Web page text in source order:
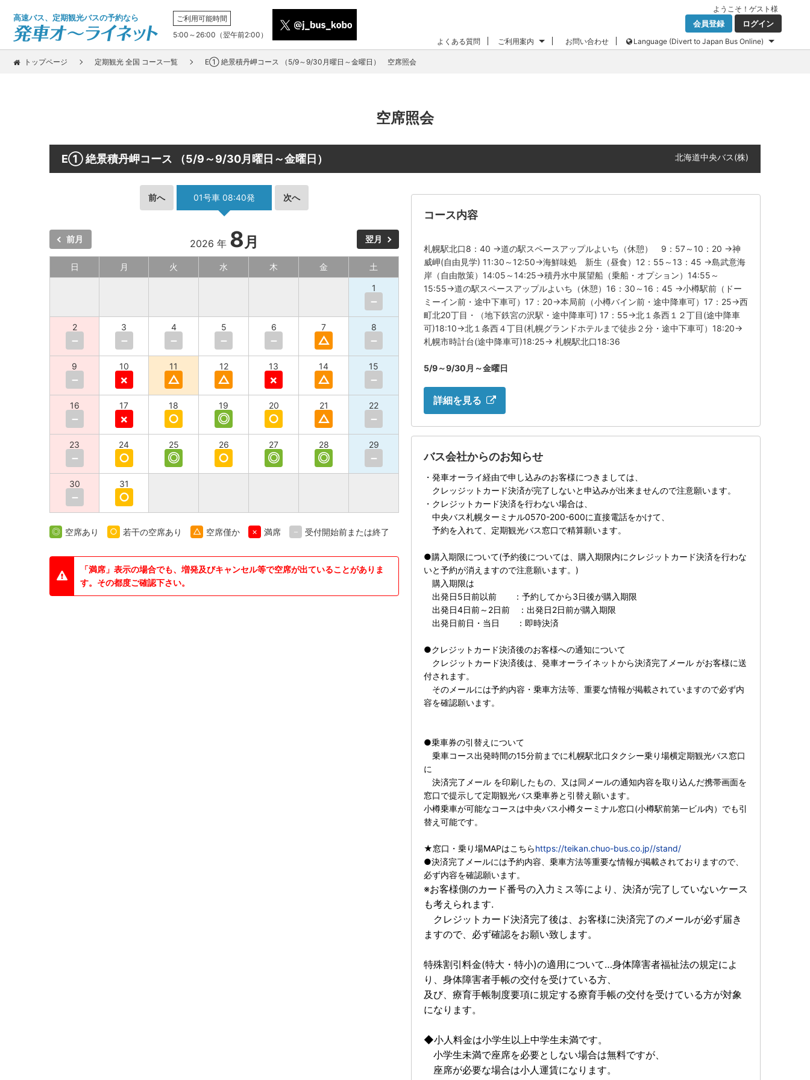
高速バス、定期観光バスの予約なら
ご利用可能時間
5:00～26:00（翌午前2:00）
ようこそ！ ゲスト 様
会員登録 ログイン
よくある質問 ご利用案内 お問い合わせ Language (Divert to Japan Bus Online)
トップページ 定期観光 全国 コース一覧 E① 絶景積丹岬コース （5/9～9/30月曜日～金曜日） 空席照会
空席照会
E① 絶景積丹岬コース （5/9～9/30月曜日～金曜日） 北海道中央バス(株)
前へ 01号車 08:40発 次へ
前月 2026 年 8月 翌月
日 月 火 水 木 金 土
1
－
2
－
3
－
4
－
5
－
6
－
7
△
8
－
9
－
10
×
11
△
12
△
13
×
14
△
15
－
16
－
17
×
18
○
19
◎
20
○
21
△
22
－
23
－
24
○
25
◎
26
○
27
◎
28
◎
29
－
30
－
31
○
◎ 空席あり ○ 若干の空席あり △ 空席僅か × 満席 受付開始前または終了
「満席」表示の場合でも、増発及びキャンセル等で空席が出ていることがありま
す。その都度ご確認下さい。
コース内容
札幌駅北口8：40 →道の駅スペースアップルよいち（休憩） 9：57～10：20 →神
威岬(自由見学) 11:30～12:50→海鮮味処 新生（昼食）12：55～13：45 →島武意海
岸（自由散策）14:05～14:25→積丹水中展望船（乗船・オプション）14:55～
15:55→道の駅スペースアップルよいち（休憩）16：30～16：45 →小樽駅前（ドー
ミーイン前・途中下車可）17：20→本局前（小樽バイン前・途中降車可）17：25→西
町北20丁目・（地下鉄宮の沢駅・途中降車可) 17：55→北１条西１２丁目(途中降車
可)18:10→北１条西４丁目(札幌グランドホテルまで徒歩２分・途中下車可）18:20→
札幌市時計台(途中降車可)18:25→ 札幌駅北口18:36
5/9～9/30月～金曜日
詳細を見る
バス会社からのお知らせ
・発車オーライ経由で申し込みのお客様につきましては、
クレッジットカード決済が完了しないと申込みが出来ませんので注意願います。
・クレジットカード決済を行わない場合は、
中央バス札幌ターミナル0570-200-600に直接電話をかけて、
予約を入れて、定期観光バス窓口で精算願います。
●購入期限について(予約後については、購入期限内にクレジットカード決済を行わな
いと予約が消えますので注意願います。)
購入期限は
出発日5日前以前 ：予約してから3日後が購入期限
出発日4日前～2日前 ：出発日2日前が購入期限
出発日前日・当日 ：即時決済
●クレジットカード決済後のお客様への通知について
クレジットカード決済後は、発車オーライネットから決済完了メール がお客様に送
付されます。
そのメールには予約内容・乗車方法等、重要な情報が掲載されていますので必ず内
容を確認願います。
●乗車券の引替えについて
乗車コース出発時間の15分前までに札幌駅北口タクシー乗り場横定期観光バス窓口
に
決済完了メール を印刷したもの、又は同メールの通知内容を取り込んだ携帯画面を
窓口で提示して定期観光バス乗車券と引替え願います。
小樽乗車が可能なコースは中央バス小樽ターミナル窓口(小樽駅前第一ビル内）でも引
替え可能です。
★窓口・乗り場MAPはこちらhttps://teikan.chuo-bus.co.jp//stand/
●決済完了メールには予約内容、乗車方法等重要な情報が掲載されておりますので、
必ず内容を確認願います。
※お客様側のカード番号の入力ミス等により、決済が完了していないケース
も考えられます.
クレジットカード決済完了後は、お客様に決済完了のメールが必ず届き
ますので、必ず確認をお願い致します。
特殊割引料金(特大・特小)の適用について…身体障害者福祉法の規定によ
り、身体障害者手帳の交付を受けている方、
及び、療育手帳制度要項に規定する療育手帳の交付を受けている方が対象
になります。
◆小人料金は小学生以上中学生未満です。
小学生未満で座席を必要としない場合は無料ですが、
座席が必要な場合は小人運賃になります。